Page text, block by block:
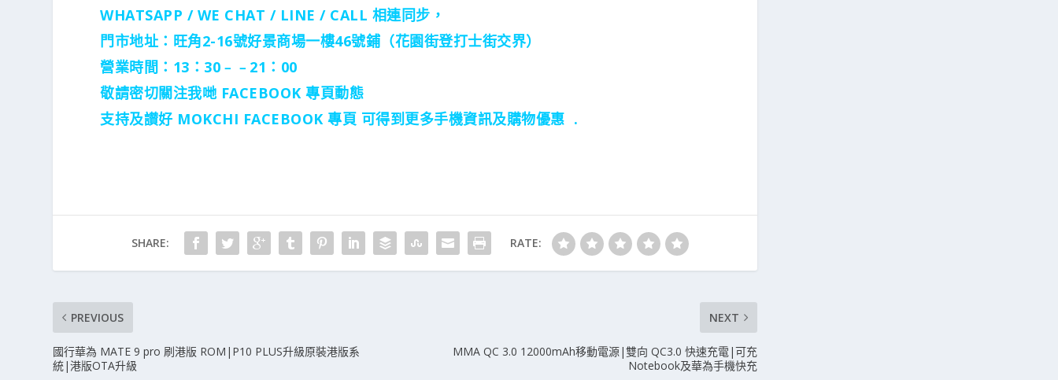
WHATSAPP / WE CHAT / LINE / CALL 相連同步，
門市地址：旺角2-16號好景商場一樓46號鋪（花園街登打士街交界）
營業時間：13：30﹣﹣21：00
敬請密切關注我哋 FACEBOOK 專頁動態
支持及讃好 MOKCHI FACEBOOK 專頁 可得到更多手機資訊及購物優惠 .
SHARE: RATE:
PREVIOUS
國行華為 MATE 9 pro 刷港版 ROM|P10 PLUS升級原裝港版系
統|港版OTA升級
NEXT
MMA QC 3.0 12000mAh移動電源|雙向 QC3.0 快速充電|可充
Notebook及華為手機快充